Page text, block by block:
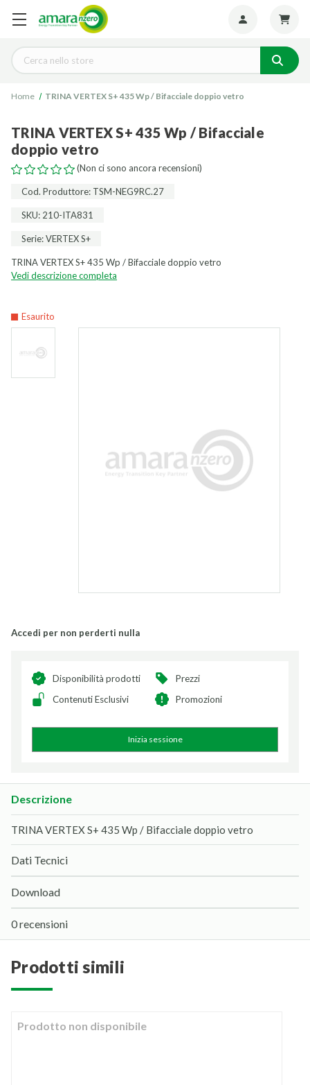
Cerca
Home TRINA VERTEX S+ 435 Wp / Bifacciale doppio vetro
TRINA VERTEX S+ 435 Wp / Bifacciale
doppio vetro
(Non ci sono ancora recensioni)
Cod. Produttore: TSM-NEG9RC.27
SKU: 210-ITA831
Serie: VERTEX S+
TRINA VERTEX S+ 435 Wp / Bifacciale doppio vetro
Vedi descrizione completa
Esaurito
Accedi per non perderti nulla
Disponibilità prodotti
Prezzi
Contenuti Esclusivi
Promozioni
Inizia sessione
Descrizione
TRINA VERTEX S+ 435 Wp / Bifacciale doppio vetro
Dati Tecnici
Download
0 recensioni
prodotti simili
Prodotto non disponibile